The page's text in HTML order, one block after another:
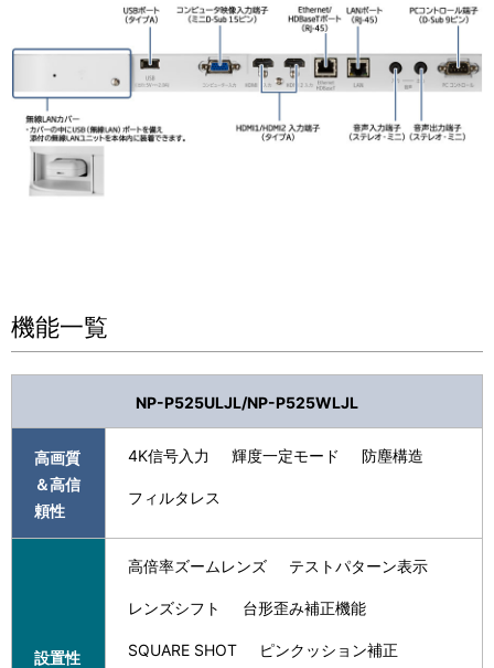
機能一覧
NP-P525ULJL/NP-P525WLJL
高画質
＆高信
頼性
4K信号入力 輝度一定モード 防塵構造
フィルタレス
設置性
高倍率ズームレンズ テストパターン表示
レンズシフト 台形歪み補正機能
SQUARE SHOT ピンクッション補正